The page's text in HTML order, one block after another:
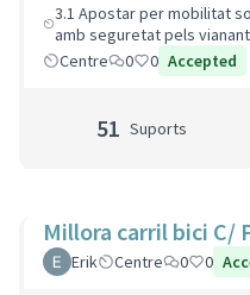
3.1 Apostar per mobilitat
amb seguretat pels
Centre
0 0 Accepted
51 Suports
Millora carril bici C/
Erik Centre 0 0